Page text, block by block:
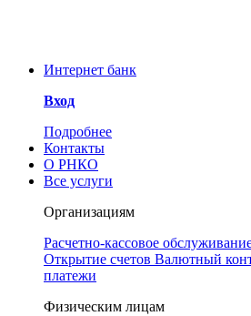
Интернет банк
Вход
Подробнее
Контакты
О РНКО
Все услуги
Организациям
Расчетно-кассовое
Открытие счетов Валютный
платежи
Физическим лицам
информирует Вас об угрозе
предотвращения инцидентов
просим принять к сведению, что у
РНКО «Металлург» нет аккаунтов
в социальных сетях. Сотрудники
РНКО также никогда не свяжутся с
Вами через любой мессенджер, в
частности Телеграмм.